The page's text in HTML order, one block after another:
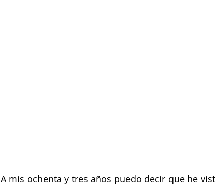
A mis ochenta y tres años puedo decir que he